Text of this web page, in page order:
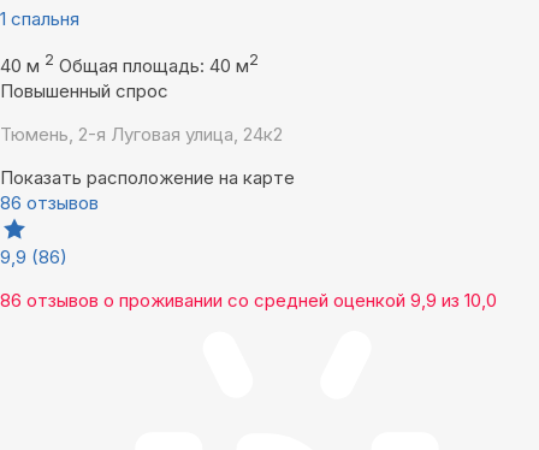
1 спальня
40 м 2 Общая площадь: 40 м2
Повышенный спрос
Тюмень, 2-я Луговая улица, 24к2
Показать расположение на карте
86 отзывов
9,9 (86)
86 отзывов о проживании со средней оценкой 9,9 из 10,0